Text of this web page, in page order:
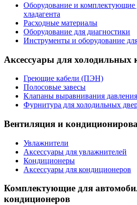
Оборудование и комплектующие
хладагента
Расходные материалы
Оборудование для диагностики
Инструменты и оборудование
Аксессуары для холодильных
Греющие кабели (ПЭН)
Полосовые завесы
Клапаны выравнивания давления
Фурнитура для холодильных
Вентиляция и
Увлажнители
Аксессуары для увлажнителей
Кондиционеры
Аксессуары для кондиционеров
Комплектующие для
кондиционеров